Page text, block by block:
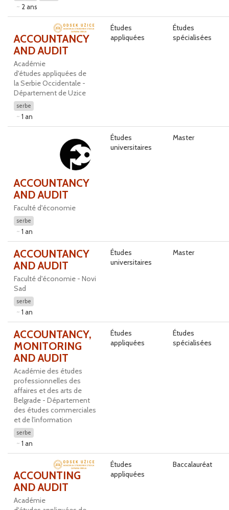
2 ans
ACCOUNTANCY
AND AUDIT
Académie
d'études appliquées de
la Serbie Occidentale -
Département de Uzice
serbe
1 an
Études
appliquées
Études
spécialisées
ACCOUNTANCY
AND AUDIT
Faculté d'économie
serbe
1 an
Études
universitaires
Master
ACCOUNTANCY
AND AUDIT
Faculté d'économie - Novi
Sad
serbe
1 an
Études
universitaires
Master
ACCOUNTANCY,
MONITORING
AND AUDIT
Académie des études
professionnelles des
affaires et des arts de
Belgrade - Département
des études commerciales
et de l'information
serbe
1 an
Études
appliquées
Études
spécialisées
ACCOUNTING
AND AUDIT
Académie
Études
appliquées
Baccalauréat